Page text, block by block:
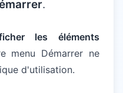
.
les éléments
menu Démarrer ne
d'utilisation.